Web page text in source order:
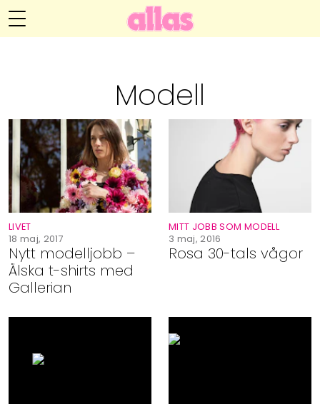
Relationer
Handarbete
Video
Bloggar
Hem & Trädgård
Anna María Larssons blogg
Hem
Om Anna María
Kategorier
Kontakt
Modell
Nytt modelljobb –
Älska t-shirts med
Gallerian
LIVET
18 maj, 2017
Rosa 30-tals vågor
MITT JOBB SOM MODELL
3 maj, 2016